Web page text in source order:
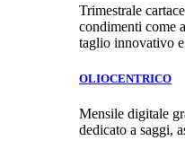
Trimestrale
condimenti come
taglio innovativo
OLIOCENTRICO
Mensile digitale
dedicato a saggi,